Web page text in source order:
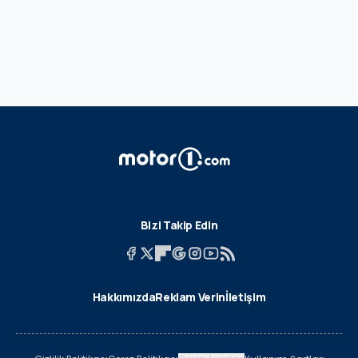
Bizi Takip Edin
HakkımızdaReklam Verinİletişim